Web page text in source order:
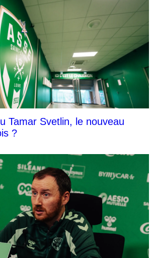
Tamar Svetlin, le nouveau
?